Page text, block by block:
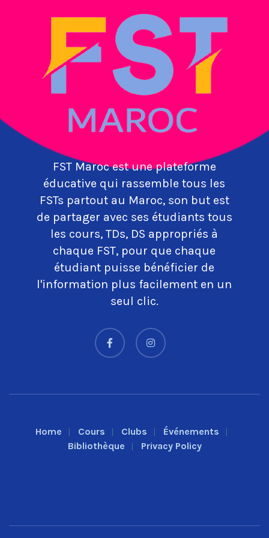
FST Maroc est une plateforme
éducative qui rassemble tous les
FSTs partout au Maroc, son but est
de partager avec ses étudiants tous
les cours, TDs, DS appropriés à
chaque FST, pour que chaque
étudiant puisse bénéficier de
l'information plus facilement en un
seul clic.
Home Cours Clubs
Événements
Bibliothèque
Privacy Policy